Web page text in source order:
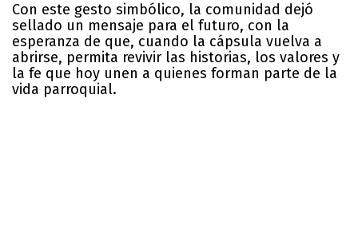
Con este gesto simbólico, la comunidad dejó
sellado un mensaje para el futuro, con la
esperanza de que, cuando la cápsula vuelva a
abrirse, permita revivir las historias, los valores y
la fe que hoy unen a quienes forman parte de la
vida parroquial.